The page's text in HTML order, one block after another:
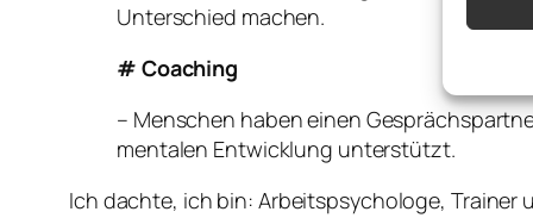
Unterschied machen.
# Coaching
– Menschen haben einen
mentalen Entwicklung unterstützt.
Ich dachte, ich bin: Arbeitspsychologe, Trainer